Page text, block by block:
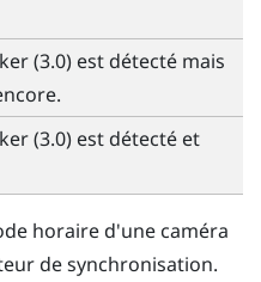
(3.0)est détecté mais
(3.0)est détecté et
horaire d'une caméra
de synchronisation.